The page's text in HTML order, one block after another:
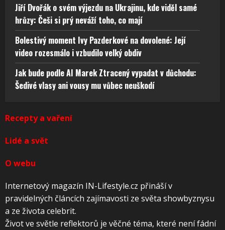
Jiří Dvořák o svém výjezdu na Ukrajinu, kde viděl samé
hrůzy: Češi si prý neváží toho, co mají
Bolestivý moment Ivy Pazderkové na dovolené: Její
video rozesmálo i vzbudilo velký obdiv
Jak bude podle AI Marek Ztracený vypadat v důchodu:
Šedivé vlasy ani vousy mu vůbec neuškodí
Recepty a vaření
Lidé a svět
O webu
Internetový magazín IN-Lifestyle.cz přináší v
pravidelných článcích zajímavosti ze světa showbyznysu
a ze života celebrit.
Život ve světle reflektorů je věčné téma, které není fádní